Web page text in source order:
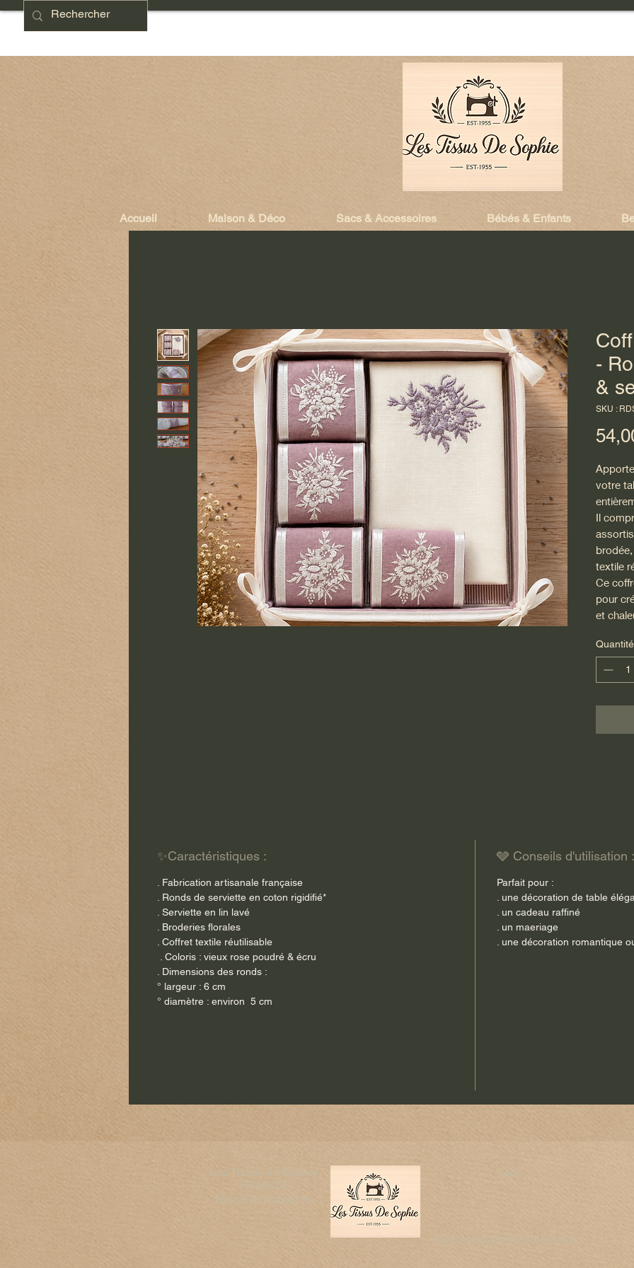
Accueil Maison & Déco Sacs & Accessoires Bébés & Enfants
-
&
SKU :
votre
Il
textile
Ce
pour
et
aux
Le
. 4
cadeau
Pour
Quantité
✨Caractéristiques :
. Fabrication artisanale française
. Ronds de serviette en coton rigidifié*
. Serviette en lin lavé
. Broderies florales
. Coffret textile réutilisable
. Coloris : vieux rose poudré & écru
. Dimensions des ronds :
° largeur : 6 cm
° diamètre : environ 5 cm
🩶 Conseils d'utilisation :
Parfait pour :
. une décoration de table
. un cadeau raffiné
. un maeriage
. une décoration romantique
Les Tissus de Sophie
FRANCE​
Nouvelle Aquitaine
E-mail
lestissussophie@gmail.com